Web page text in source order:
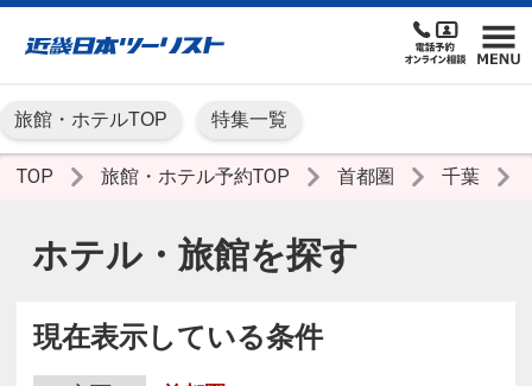
旅館・ホテルTOP 特集一覧
TOP 旅館・ホテル予約TOP 首都圏 千葉
ホテル・旅館を探す
現在表示している条件